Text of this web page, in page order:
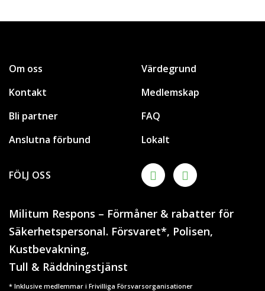
Om oss
Kontakt
Bli partner
Anslutna förbund
Värdegrund
Medlemskap
FAQ
Lokalt
FÖLJ OSS
Militum Respons – Förmåner & rabatter för
Säkerhetspersonal. Försvaret*, Polisen,
Kustbevakning,
Tull & Räddningstjänst
* Inklusive medlemmar i Frivilliga Försvarsorganisationer